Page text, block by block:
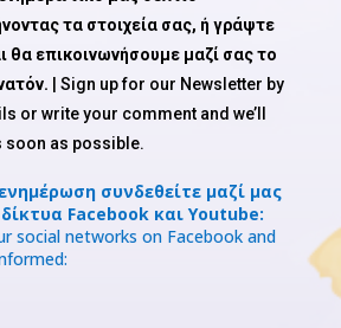
τα στοιχεία σας, ή γράψτε
θα επικοινωνήσουμε μαζί σας το
| Sign up for our Newsletter by
or write your comment and we’ll
soon as possible.
συνδεθείτε μαζί μας
Facebook και Youtube:
social networks on Facebook and